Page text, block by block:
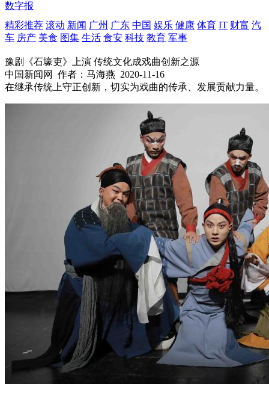
数字报
精彩推荐 滚动 新闻 广州 广东 中国 娱乐 健康 体育 IT 财富 汽
车 房产 美食 图集 生活 食安 科技 教育 军事
豫剧《石壕吏》上演 传统文化成戏曲创新之源
中国新闻网
作者：马海燕 2020-11-16
在继承传统上守正创新，切实为戏曲的传承、发展贡献力量。